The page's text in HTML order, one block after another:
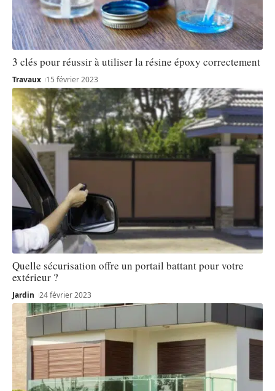
3 clés pour réussir à utiliser la résine époxy correctement
Travaux 15 février 2023
Quelle sécurisation offre un portail battant pour votre
extérieur ?
Jardin 24 février 2023